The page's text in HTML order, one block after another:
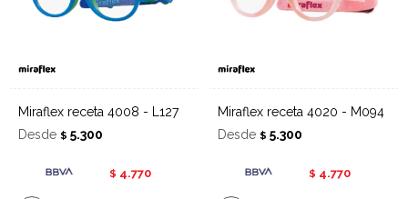
Miraflex receta 4008 - L127
Desde $ 5.300
$ 4.770
Miraflex receta 4020 - M094
Desde $ 5.300
$ 4.770